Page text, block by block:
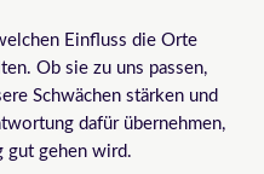
Einfluss die Orte
Ob sie zu uns passen,
Schwächen stärken und
dafür übernehmen,
gut gehen wird.